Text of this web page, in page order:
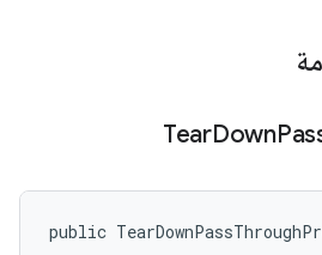
TearDown
public